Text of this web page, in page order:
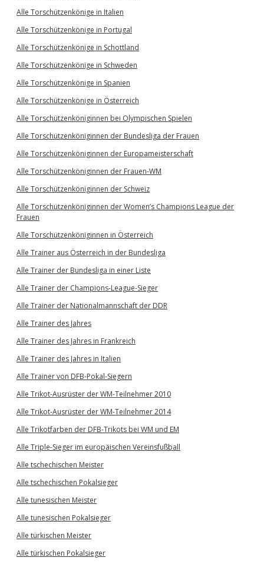
Alle Torschützenkönige in Italien
Alle Torschützenkönige in Portugal
Alle Torschützenkönige in Schottland
Alle Torschützenkönige in Schweden
Alle Torschützenkönige in Spanien
Alle Torschützenkönige in Österreich
Alle Torschützenköniginnen bei Olympischen Spielen
Alle Torschützenköniginnen der Bundesliga der Frauen
Alle Torschützenköniginnen der Europameisterschaft
Alle Torschützenköniginnen der Frauen-WM
Alle Torschützenköniginnen der Schweiz
Alle Torschützenköniginnen der Women’s Champions League der
Frauen
Alle Torschützenköniginnen in Österreich
Alle Trainer aus Österreich in der Bundesliga
Alle Trainer der Bundesliga in einer Liste
Alle Trainer der Champions-League-Sieger
Alle Trainer der Nationalmannschaft der DDR
Alle Trainer des Jahres
Alle Trainer des Jahres in Frankreich
Alle Trainer des Jahres in Italien
Alle Trainer von DFB-Pokal-Siegern
Alle Trikot-Ausrüster der WM-Teilnehmer 2010
Alle Trikot-Ausrüster der WM-Teilnehmer 2014
Alle Trikotfarben der DFB-Trikots bei WM und EM
Alle Triple-Sieger im europäischen Vereinsfußball
Alle tschechischen Meister
Alle tschechischen Pokalsieger
Alle tunesischen Meister
Alle tunesischen Pokalsieger
Alle türkischen Meister
Alle türkischen Pokalsieger